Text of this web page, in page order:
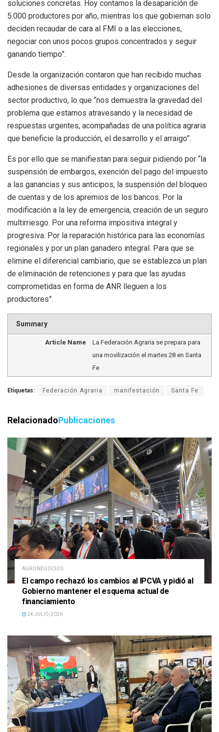
soluciones concretas. Hoy contamos la desaparición de
5.000 productores por año, mientras los que gobiernan solo
deciden recaudar de cara al FMI o a las elecciones,
negociar con unos pocos grupos concentrados y seguir
ganando tiempo”.
Desde la organización contaron que han recibido muchas
adhesiones de diversas entidades y organizaciones del
sector productivo, lo que “nos demuestra la gravedad del
problema que estamos atravesando y la necesidad de
respuestas urgentes, acompañadas de una política agraria
que beneficie la producción, el desarrollo y el arraigo”.
Es por ello que se manifiestan para seguir pidiendo por “la
suspensión de embargos, exención del pago del impuesto
a las ganancias y sus anticipos, la suspensión del bloqueo
de cuentas y de los apremios de los bancos. Por la
modificación a la ley de emergencia, creación de un seguro
multirriesgo. Por una reforma impositiva integral y
progresiva. Por la reparación histórica para las economías
regionales y por un plan ganadero integral. Para que se
elimine el diferencial cambiario, que se establezca un plan
de eliminación de retenciones y para que las ayudas
comprometidas en forma de ANR lleguen a los
productores”.
Summary
Article Name
La Federación Agraria se prepara para
una movilización el martes 28 en Santa
Fe
Etiquetas: Federación Agraria manifestación Santa Fe
RelacionadoPublicaciones
AGRONEGOCIOS
El campo rechazó los cambios al IPCVA y pidió al
Gobierno mantener el esquema actual de
financiamiento
24 JULIO, 2026